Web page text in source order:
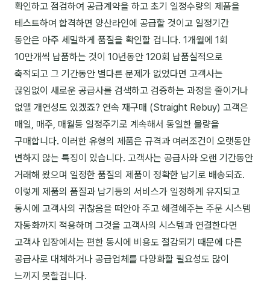
구자룡
김경태
김소연
김종무
김지혜
김휘
노준영
Maria
민광동
안정미
확인하고 점검하여 공급계약을 하고 초기 일정수량의 제품을
테스트하여 합격하면 양산라인에 공급할 것이고 일정기간
동안은 아주 세밀하게 품질을 확인할 겁니다. 1개월에 1회
10만개씩 납품하는 것이 10년동안 120회 납품실적으로
축적되고 그 기간동안 별다른 문제가 없었다면 고객사는
끊임없이 새로운 공급사를 검색하고 검증하는 과정을 줄이거나
없앨 개연성도 있겠죠? 연속 재구매 (Straight Rebuy) 고객은
매일, 매주, 매월등 일정주기로 계속해서 동일한 물량을
구매합니다. 이러한 유형의 제품은 규격과 여러조건이 오랫동안
변하지 않는 특징이 있습니다. 고객사는 공급사와 오랜 기간동안
거래해 왔으며 일정한 품질의 제품이 정확한 납기로 배송되죠.
이렇게 제품의 품질과 납기등의 서비스가 일정하게 유지되고
동시에 고객사의 귀찮음을 떠안아 주고 해결해주는 주문 시스템
자동화까지 적용하며 그것을 고객사의 시스템과 연결한다면
고객사 입장에서는 편한 동시에 비용도 절감되기 때문에 다른
공급사로 대체하거나 공급업체를 다양화할 필요성도 많이
느끼지 못할겁니다.